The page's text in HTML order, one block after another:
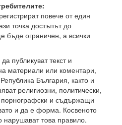
повече от един
точка достъпът до
ограничен, а всички
публикуват текст и
материали или коментари,
България, както и
религиозни, политически,
порнографски и съдържащи
и да е форма. Косвеното
това правило.